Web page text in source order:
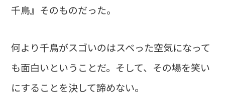
千鳥』そのものだった。
何より千鳥がスゴいのはスベった空気になって
も面白いということだ。そして、その場を笑い
にすることを決して諦めない。